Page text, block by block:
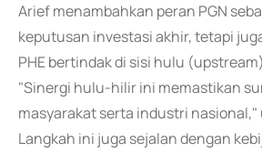
Arief menambahkan peran PGN
keputusan investasi akhir, tetapi
PHE bertindak di sisi hulu
"Sinergi hulu-hilir ini memastikan
masyarakat serta industri nasional,"
Langkah ini juga sejalan dengan